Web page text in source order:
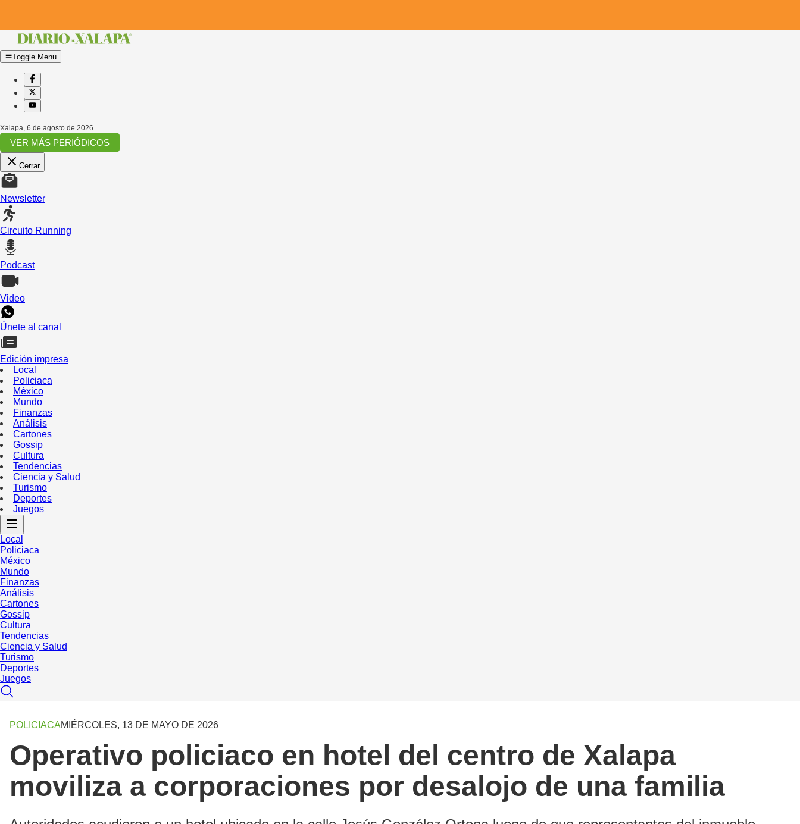
Toggle Menu
Xalapa, 6 de agosto de 2026
VER MÁS PERIÓDICOS
Cerrar
Newsletter
Circuito Running
Podcast
Video
Únete al canal
Edición impresa
Local
Policiaca
México
Mundo
Finanzas
Análisis
Cartones
Gossip
Cultura
Tendencias
Ciencia y Salud
Turismo
Deportes
Juegos
Local
Policiaca
México
Mundo
Finanzas
Análisis
Cartones
Gossip
Cultura
Tendencias
Ciencia y Salud
Turismo
Deportes
Juegos
POLICIACAMIÉRCOLES, 13 DE MAYO DE 2026
Operativo policiaco en hotel del centro de Xalapa
moviliza a corporaciones por desalojo de una familia